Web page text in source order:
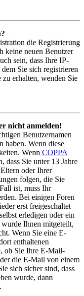
die Registrierung
keine neuen Benutzer
sein, dass Ihre IP-
Sie sich registrieren
erhalten, wenden Sie
nicht anmelden!
Benutzernamen
haben. Wenn diese
Wenn COPPA
dass Sie unter 13 Jahre
oder Ihrer
folgen, die Sie
ist, muss Ihr
Bei einigen Foren
erst freigeschaltet
erledigen oder ein
Ihnen mitgeteilt,
Wenn Sie eine E-
enthaltenen
ob Sie Ihre E-Mail-
die E-Mail von einem
sich sicher sind, dass
wurde, dann